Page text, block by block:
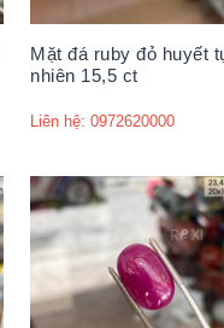
Mặt đá ruby đỏ huyết
nhiên 15,5 ct
Liên hệ: 0972620000